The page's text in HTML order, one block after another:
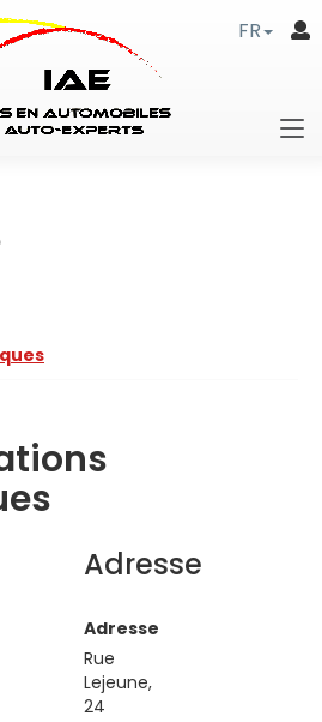
FR
Adresse
Adresse
Rue
Lejeune,
24